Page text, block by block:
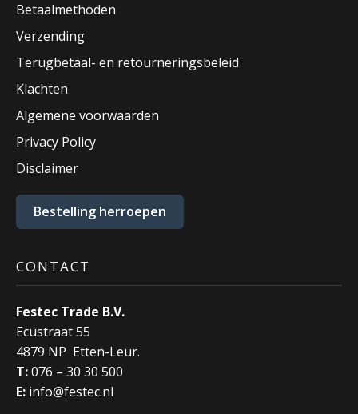
Betaalmethoden
Verzending
Terugbetaal- en retourneringsbeleid
Klachten
Algemene voorwaarden
Privacy Policy
Disclaimer
Bestelling herroepen
CONTACT
Festec Trade B.V.
Ecustraat 55
4879 NP Etten-Leur.
T:076 – 30 30 500
E: info@festec.nl